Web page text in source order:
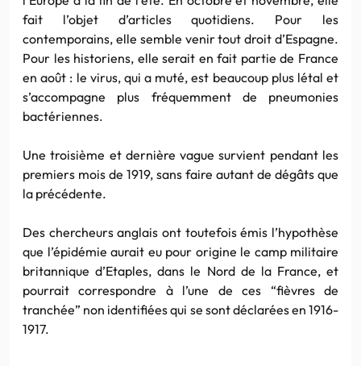
fait l’objet d’articles quotidiens. Pour les
contemporains, elle semble venir tout droit d’Espagne.
Pour les historiens, elle serait en fait partie de France
en août : le virus, qui a muté, est beaucoup plus létal et
s’accompagne plus fréquemment de pneumonies
bactériennes.
Une troisième et dernière vague survient pendant les
premiers mois de 1919, sans faire autant de dégâts que
la précédente.
Des chercheurs anglais ont toutefois émis l’hypothèse
que l’épidémie aurait eu pour origine le camp militaire
britannique d’Etaples, dans le Nord de la France, et
pourrait correspondre à l’une de ces “fièvres de
tranchée” non identifiées qui se sont déclarées en 1916-
1917.